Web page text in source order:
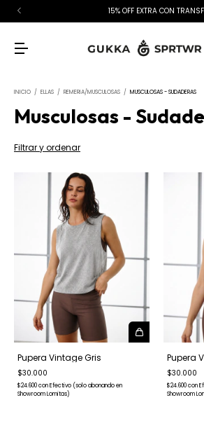
15% OFF EXTRA CON
INICIO / ELLAS / REMERIA/MUSCULOSAS / MUSCULOSAS - SUDADERAS
Musculosas -
Filtrar y ordenar
Pupera Vintage Gris
$30.000
$24.600conEfectivo (solo abonando en
Showroom Lomitas)
Pupera
$30.000
$24.600con
Showroom